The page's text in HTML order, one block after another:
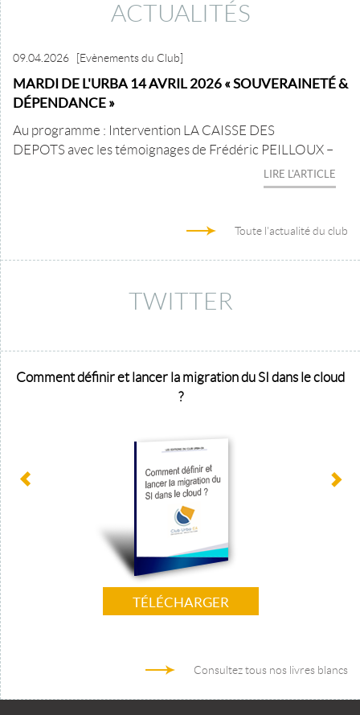
ACTUALITÉS
09.04.2026 [Evènements du Club]
MARDI DE L'URBA 14 AVRIL 2026 « SOUVERAINETÉ &
DÉPENDANCE »
Au programme : Intervention LA CAISSE DES
DEPOTS avec les témoignages de Frédéric PEILLOUX –
LIRE L'ARTICLE
Toute l'actualité du club
TWITTER
Comment définir et lancer la migration du SI dans le cloud
?
TÉLÉCHARGER
Consultez tous nos livres blancs